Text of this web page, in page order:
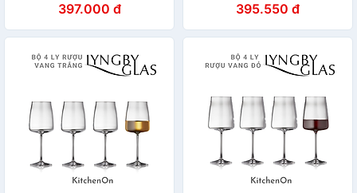
ngẫu nhiên )397.000 đ 395.550 đ